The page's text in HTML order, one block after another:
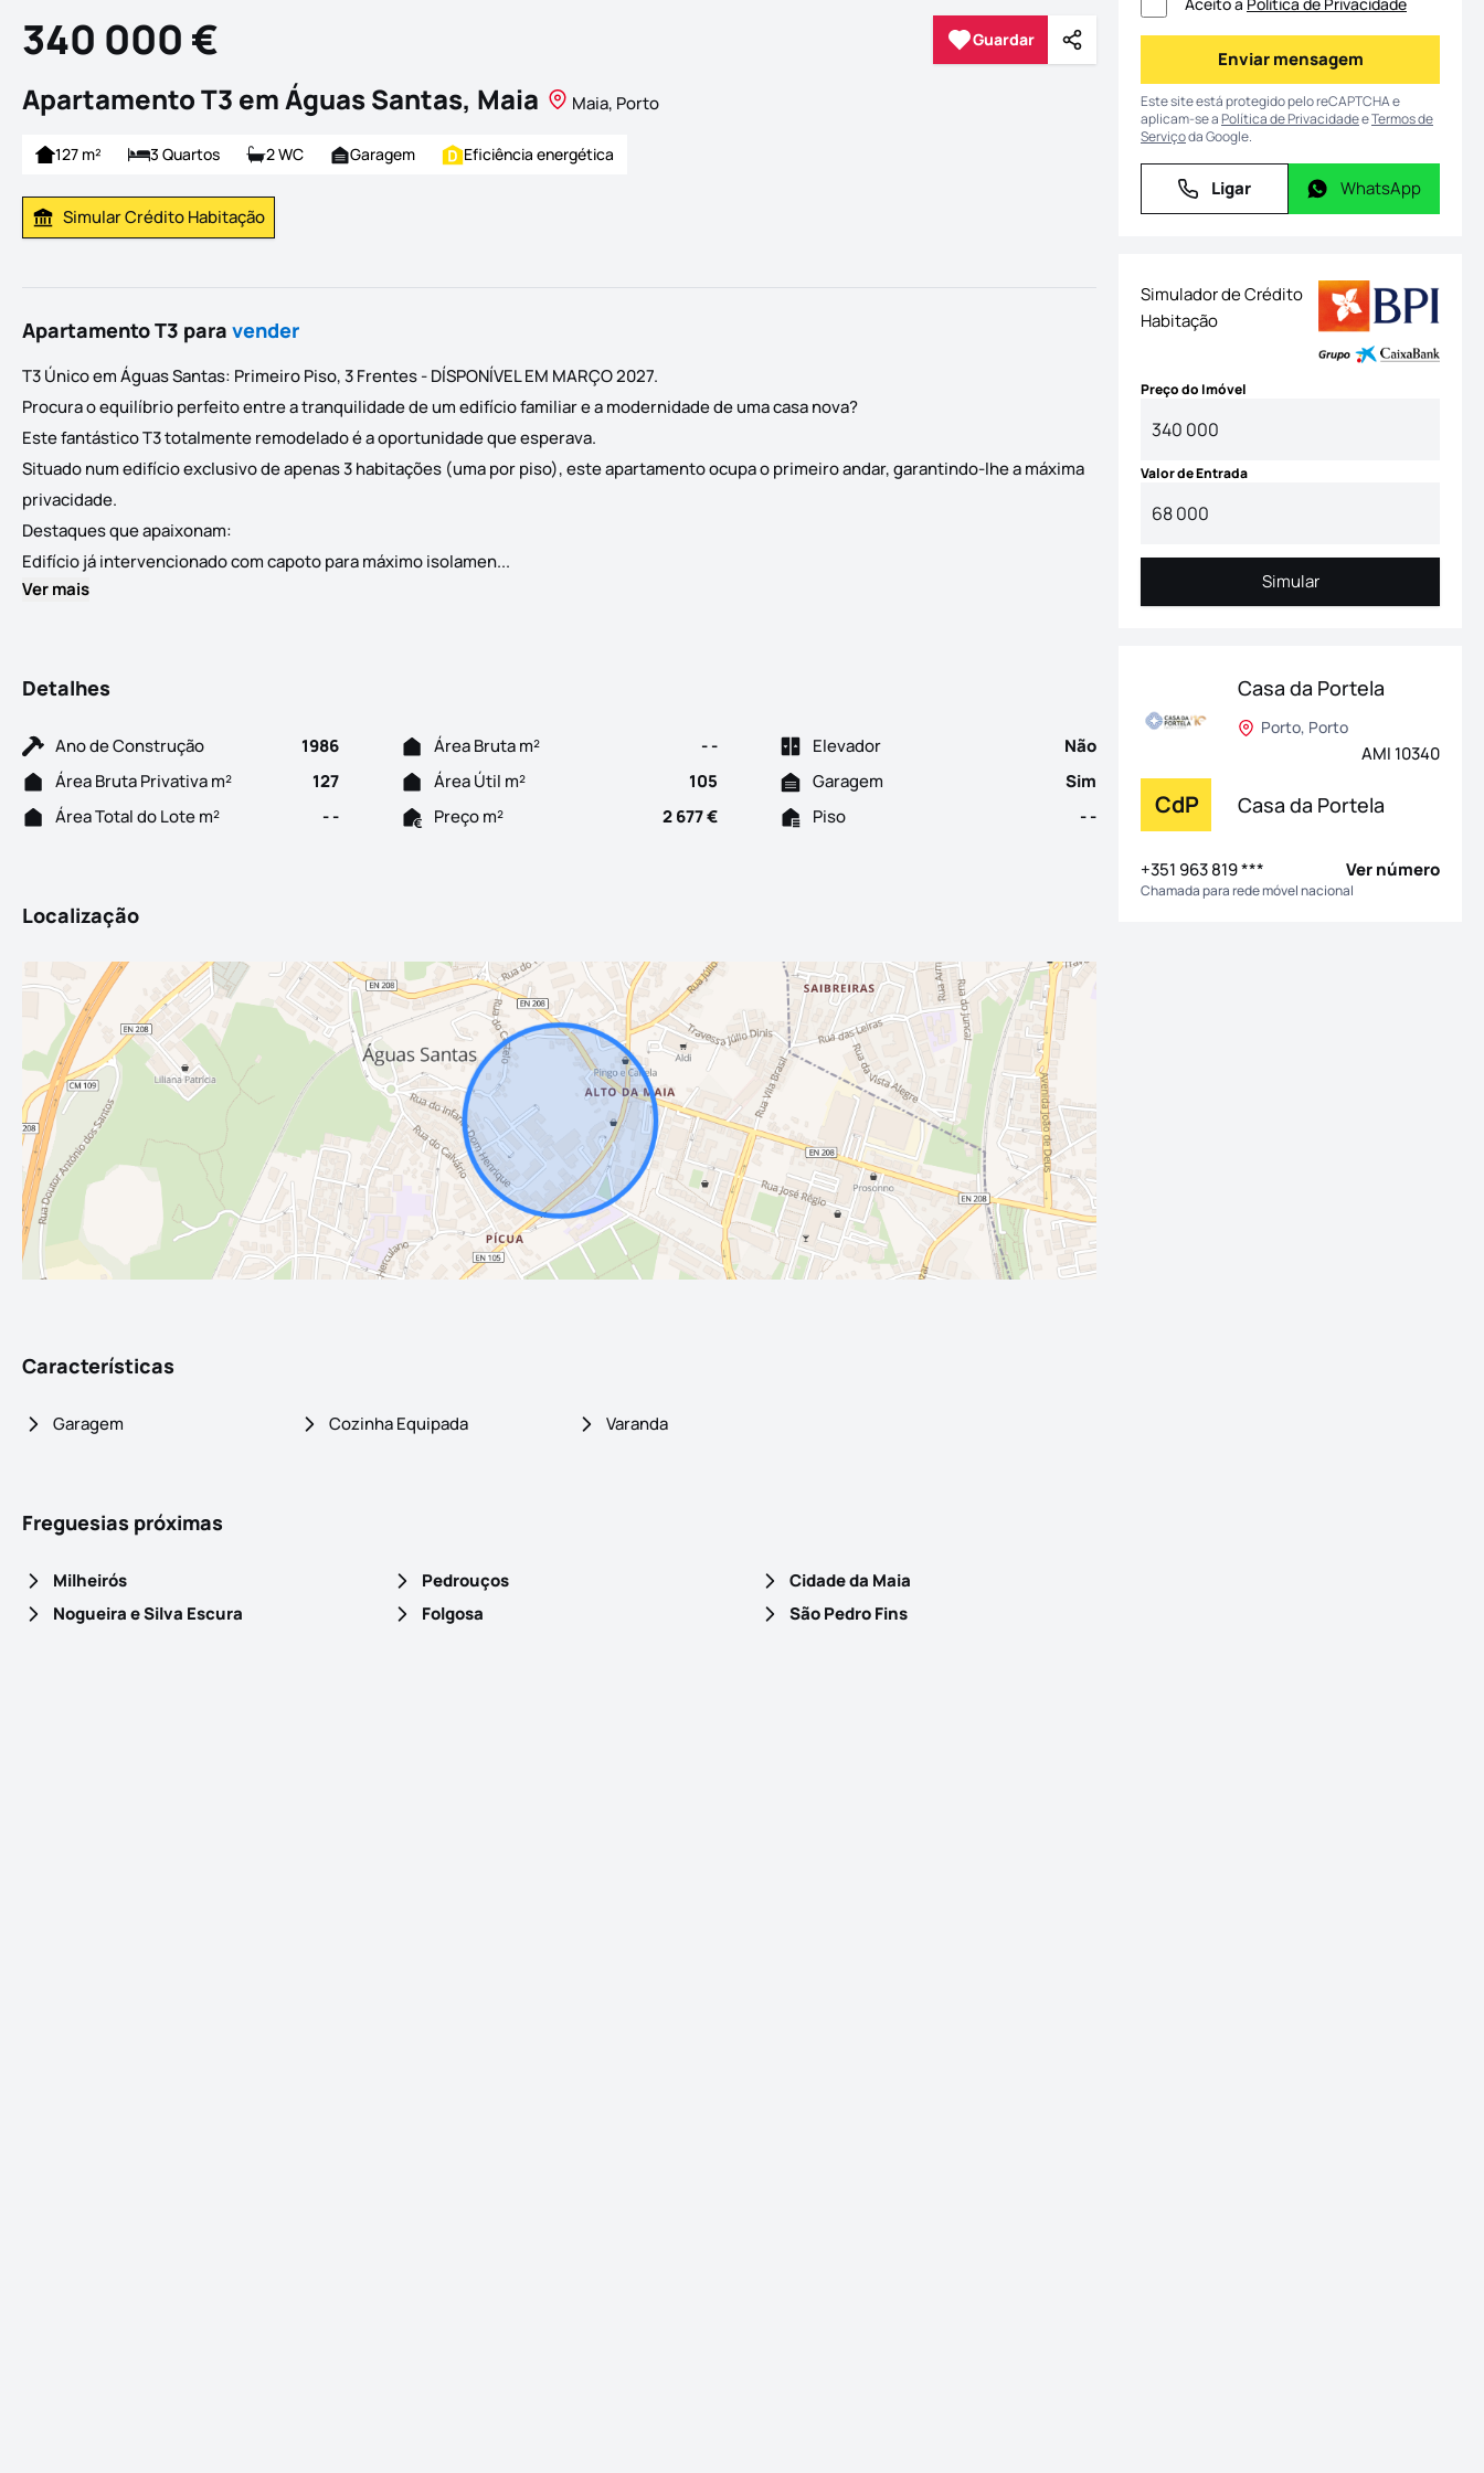
340 000 € Guardar
Guardar Partilhar
Apartamento T3 em Águas Santas, Maia Maia, Porto
127 m² 3 Quartos 2 WC Garagem Eficiência energética
Simular Prestação
Simular Crédito Habitação
Apartamento T3 para vender
T3 Único em Águas Santas: Primeiro Piso, 3 Frentes - DÍSPONÍVEL EM MARÇO 2027.
Procura o equilíbrio perfeito entre a tranquilidade de um edifício familiar e a modernidade de uma casa nova?
Este fantástico T3 totalmente remodelado é a oportunidade que esperava.
Situado num edifício exclusivo de apenas 3 habitações (uma por piso), este apartamento ocupa o primeiro andar, garantindo-lhe a máxima
privacidade.
Destaques que apaixonam:
Edifício já intervencionado com capoto para máximo isolamen... T3 Único em Águas Santas: Primeiro Piso, 3 Frentes - DÍSPONÍVEL EM MARÇO 2027. Procura o equilíbrio perfeito entre
Ver mais
Detalhes
Ano de Construção 1986 Área Bruta m² - - Elevador
Não
Área Bruta Privativa m²
127 Área Útil m² 105 Garagem
Sim
Área Total do Lote m²
- - Preço m² 2 677 € Piso - -
Localização
Características
Garagem Cozinha Equipada Varanda
Freguesias próximas
Milheirós Pedrouços
Cidade da Maia
Nogueira e Silva Escura
Folgosa São Pedro Fins
Enviar mensagem
Enviar mensagem
Este site está protegido pelo reCAPTCHA e
aplicam-se aPolítica de PrivacidadeeTermos de
Serviçoda Google.
Ligar
Ligar WhatsApp
WhatsApp
Simulador de Crédito
Habitação
Preço do Imóvel
Valor de Entrada
Simular
Simular
Casa da Portela
Porto, Porto
AMI 10340
CdP Casa da Portela
+351 963 819 *** Ver número
Chamada para rede móvel nacional